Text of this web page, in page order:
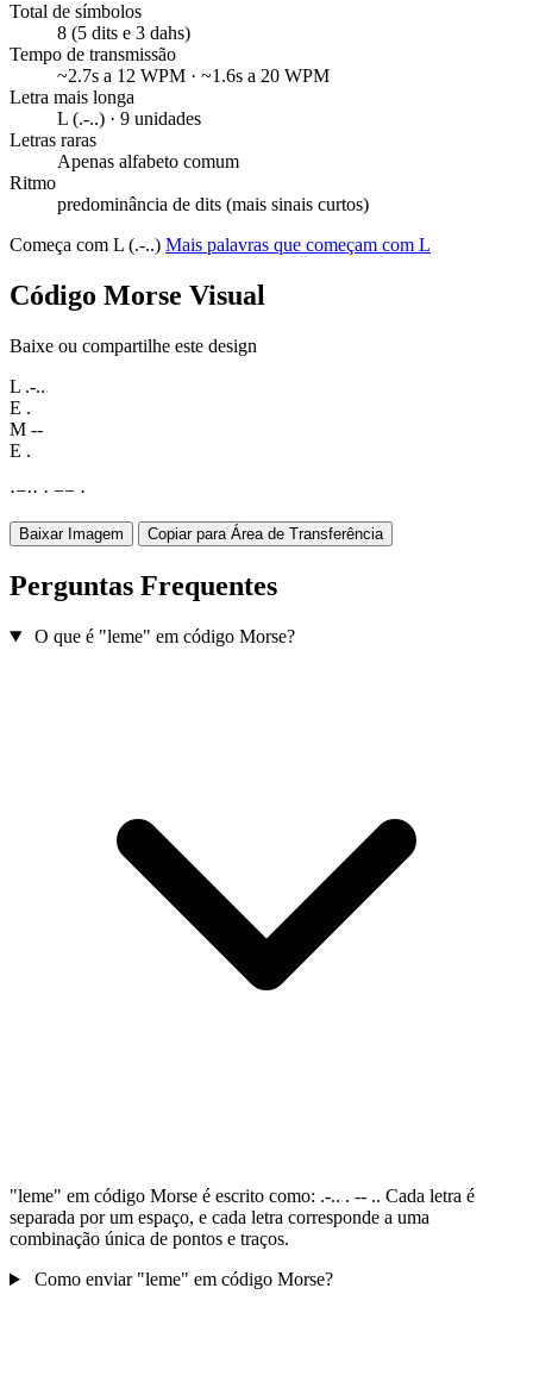
Total de símbolos
8 (5 dits e 3 dahs)
Tempo de transmissão
~2.7s a 12 WPM · ~1.6s a 20 WPM
Letra mais longa
L (.-..) · 9 unidades
Letras raras
Apenas alfabeto comum
Ritmo
predominância de dits (mais sinais curtos)
Começa com L (.-..) Mais palavras que começam com L
Código Morse Visual
Baixe ou compartilhe este design
L .-..
E .
M --
E .
·−·· · −− ·
Baixar Imagem Copiar para Área de Transferência
Perguntas Frequentes
O que é "leme" em código Morse?
"leme" em código Morse é escrito como: .-.. . -- .. Cada letra é
separada por um espaço, e cada letra corresponde a uma
combinação única de pontos e traços.
Como enviar "leme" em código Morse?